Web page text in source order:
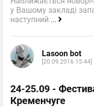
у Вашому закладі
наступний ...
Lasoon bot
[20.09.2016 15:44]
24-25.09 -
Кременчуге